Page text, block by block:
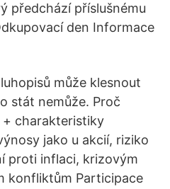
předchází příslušnému
den Informace
může klesnout
stát nemůže. Proč
charakteristiky
jako u akcií, riziko
proti inflaci, krizovým
konfliktům Participace